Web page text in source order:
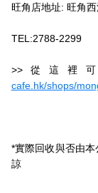
旺角店地址: 旺角
TEL:2788-2299
>>從這裡
cafe.hk/shops/
*實際回收與否由
諒